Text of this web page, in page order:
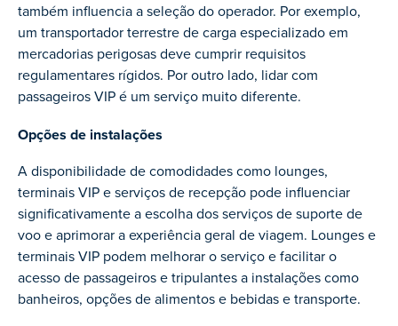
também influencia a seleção do operador. Por exemplo,
um transportador terrestre de carga especializado em
mercadorias perigosas deve cumprir requisitos
regulamentares rígidos. Por outro lado, lidar com
passageiros VIP é um serviço muito diferente.
Opções de instalações
A disponibilidade de comodidades como lounges,
terminais VIP e serviços de recepção pode influenciar
significativamente a escolha dos serviços de suporte de
voo e aprimorar a experiência geral de viagem. Lounges e
terminais VIP podem melhorar o serviço e facilitar o
acesso de passageiros e tripulantes a instalações como
banheiros, opções de alimentos e bebidas e transporte.